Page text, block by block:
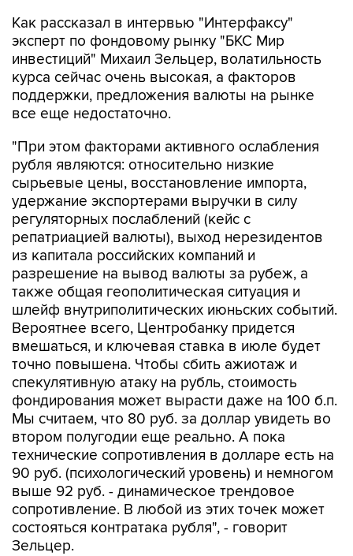
Как рассказал в интервью "Интерфаксу"
эксперт по фондовому рынку "БКС Мир
инвестиций" Михаил Зельцер, волатильность
курса сейчас очень высокая, а факторов
поддержки, предложения валюты на рынке
все еще недостаточно.
"При этом факторами активного ослабления
рубля являются: относительно низкие
сырьевые цены, восстановление импорта,
удержание экспортерами выручки в силу
регуляторных послаблений (кейс с
репатриацией валюты), выход нерезидентов
из капитала российских компаний и
разрешение на вывод валюты за рубеж, а
также общая геополитическая ситуация и
шлейф внутриполитических июньских событий.
Вероятнее всего, Центробанку придется
вмешаться, и ключевая ставка в июле будет
точно повышена. Чтобы сбить ажиотаж и
спекулятивную атаку на рубль, стоимость
фондирования может вырасти даже на 100 б.п.
Мы считаем, что 80 руб. за доллар увидеть во
втором полугодии еще реально. А пока
технические сопротивления в долларе есть на
90 руб. (психологический уровень) и немногом
выше 92 руб. - динамическое трендовое
сопротивление. В любой из этих точек может
состояться контратака рубля", - говорит
Зельцер.